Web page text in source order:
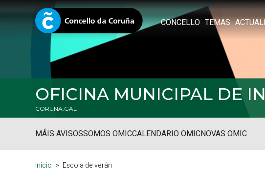
CONCELLO TEMAS
OFICINA MUNICIPAL DE
CORUNA.GAL
MÁIS AVISOSSOMOS OMICCALENDARIO OMICNOVAS OMIC
Inicio Escola de verán